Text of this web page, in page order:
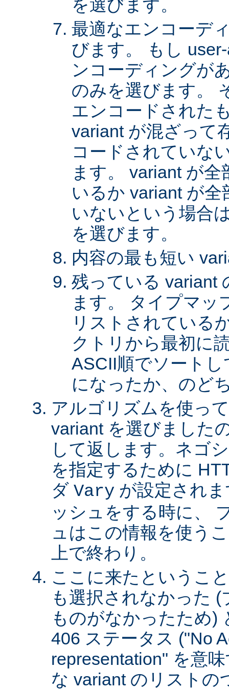
を選びます。
最適なエンコーデ
びます。 もし
ンコーディングが
のみを選びます。
エンコードされた
variant が混ざって
コードされていな
ます。 variant が
いるか variant が
いないという場合
を選びます。
内容の最も短い
残っている variant
ます。 タイプマッ
リストされている
クトリから最初に
ASCII順でソート
になったか、のど
アルゴリズムを使っ
variant を選びました
して返します。ネゴ
を指定するために
ダ Vary が設定され
ッシュをする時に、
ュはこの情報を使う
上で終わり。
ここに来たというこ
も選択されなかった
ものがなかったため)
406 ステータス ("No
representation" を意
な variant のリストの